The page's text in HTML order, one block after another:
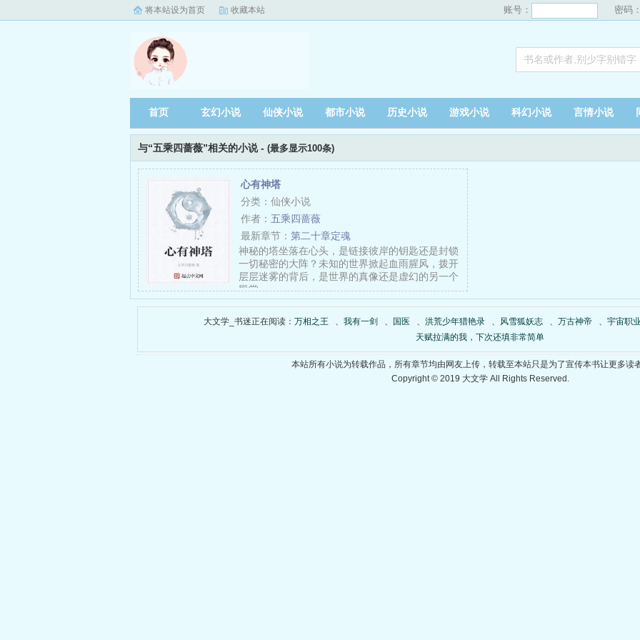
将本站设为首页 收藏本站 账号： 密码：
首页 玄幻小说 仙侠小说 都市小说 历史小说 游戏小说 科幻小说 言情小说
与“五乘四蔷薇”相关的小说 - (最多显示100条)
心有神塔
分类：仙侠小说
作者： 五乘四蔷薇
最新章节： 第二十章定魂
神秘的塔坐落在心头，是链接彼岸的钥匙还是封锁
一切秘密的大阵？未知的世界掀起血雨腥风，拨开
层层迷雾的背后，是世界的真像还是虚幻的另一个
殿堂……
大文学_书迷正在阅读： 万相之王 、 我有一剑 、 国医 、 洪荒少年猎艳录 、 风雪狐妖志 、 万古神帝 、 宇宙职
天赋拉满的我，下次还填非常简单
本站所有小说为转载作品，所有章节均由网友上传，转载至本站只是为了宣传本书让更多读
Copyright © 2019 大文学 All Rights Reserved.